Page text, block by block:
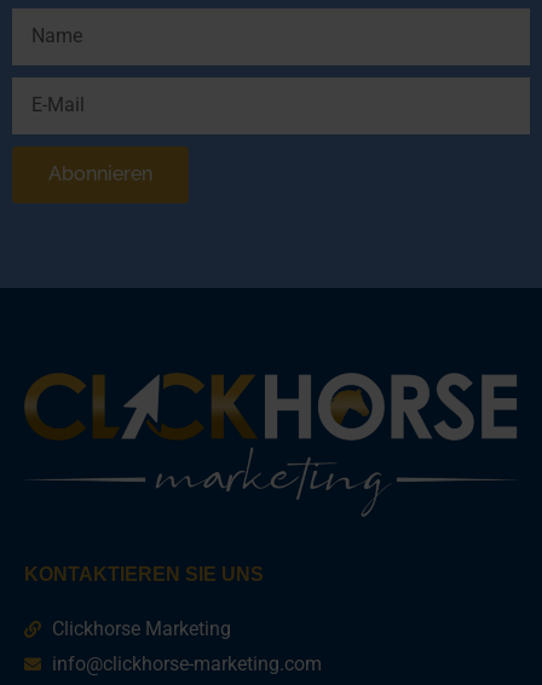
Abonnieren
KONTAKTIEREN SIE UNS
Clickhorse Marketing
info@clickhorse-marketing.com